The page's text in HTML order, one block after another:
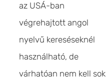
az USÁ-ban
végrehajtott angol
nyelvű kereséseknél
használható, de
várhatóan nem kell sok